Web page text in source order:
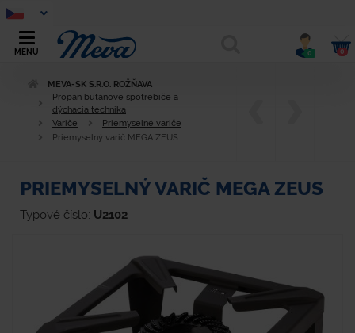
MENU 0 0
MEVA-SK S.R.O. ROŽŇAVA
Propán butánove spotrebiče a
dýchacia technika
Variče
Priemyselné variče
Priemyselný varič MEGA ZEUS
PRIEMYSELNÝ VARIČ MEGA ZEUS
Typové číslo: U2102